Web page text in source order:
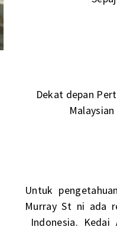
Dekat depan
Untuk
Murray St ni ada
Indonesia.